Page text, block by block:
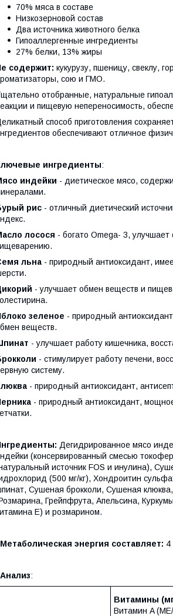
70% мяса в составе
Низкозерновой состав
Два источника животного белка
Гипоаллергенные ингредиенты
27% белки, 13% жиры
содержит: кукурузу, пшеницу, свеклу,
сою и ГМО.
отобранные, натуральные
и пищевую непереносимость,
способ приготовления
обеспечивают отличное
ингредиенты:
индейки - диетическое мясо,
рис - отличный диетический
лосося - богато Omega- 3,
льна - природный антиоксидант,
- улучшает обмен веществ и
зеленое - природный
веществ.
- улучшает работу кишечника,
- стимулирует работу печени,
систему.
- природный антиоксидант,
- природный антиоксидант,
Дегидрированное мясо
(консервированный смесью
источник FOS и инулина),
(500 мг/кг), Хондроитин
Cушеная брокколи, Cушеная
Грейпфрута, Апельсина,
Е) и розмарином.
Метаболическая энергия составляет: 4
Анализ:
Витамины
Витамин A